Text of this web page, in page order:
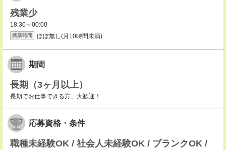
残業少
18:30～00:00
残業時間 ほぼ無し(月10時間未満)
期間
長期（3ヶ月以上）
長期でお仕事できる方、大歓迎！
応募資格・条件
職種未経験OK / 社会人未経験OK / ブランクOK /